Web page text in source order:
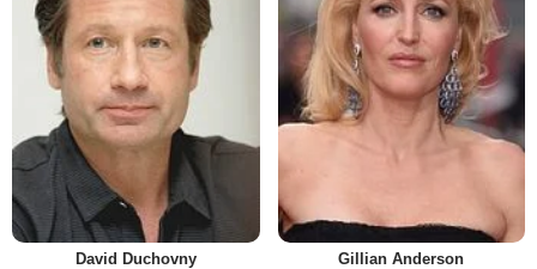
David Duchovny Gillian Anderson